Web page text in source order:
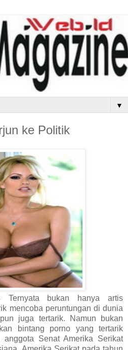
▼
ke Politik
- Ternyata bukan hanya artis
mencoba peruntungan di dunia
juga tertarik. Namun bukan
bintang porno yang tertarik
Senat Amerika Serikat